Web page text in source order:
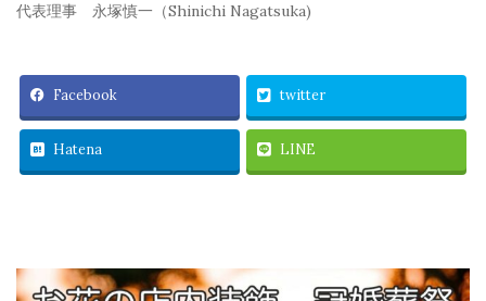
代表理事 永塚慎一（Shinichi Nagatsuka)
Facebook twitter
Hatena LINE